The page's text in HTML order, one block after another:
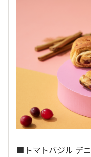
■トマトバジル デ